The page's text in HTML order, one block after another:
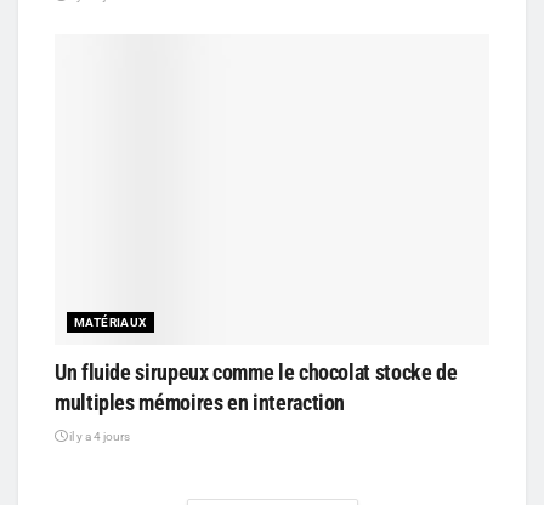
MATÉRIAUX
Un fluide sirupeux comme le chocolat stocke de
multiples mémoires en interaction
il y a 4 jours